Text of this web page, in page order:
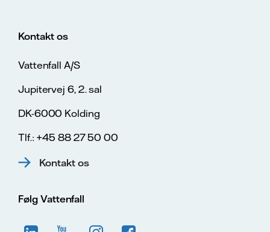
Kontakt os
Vattenfall A/S
Jupitervej 6, 2. sal
DK-6000 Kolding
Tlf.: +45 88 27 50 00
Kontakt os
Følg Vattenfall